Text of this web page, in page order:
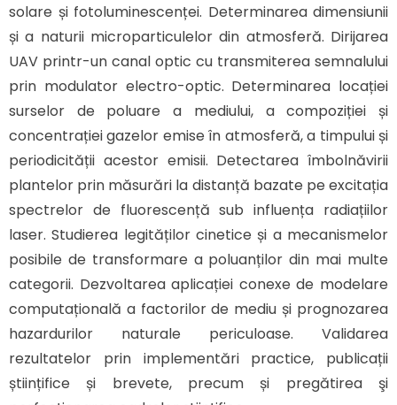
solare și fotoluminescenței. Determinarea dimensiunii
și a naturii microparticulelor din atmosferă. Dirijarea
UAV printr-un canal optic cu transmiterea semnalului
prin modulator electro-optic. Determinarea locației
surselor de poluare a mediului, a compoziției și
concentrației gazelor emise în atmosferă, a timpului și
periodicității acestor emisii. Detectarea îmbolnăvirii
plantelor prin măsurări la distanță bazate pe excitația
spectrelor de fluorescență sub influența radiațiilor
laser. Studierea legităților cinetice și a mecanismelor
posibile de transformare a poluanților din mai multe
categorii. Dezvoltarea aplicației conexe de modelare
computațională a factorilor de mediu și prognozarea
hazardurilor naturale periculoase. Validarea
rezultatelor prin implementări practice, publicații
științifice și brevete, precum și pregătirea şi